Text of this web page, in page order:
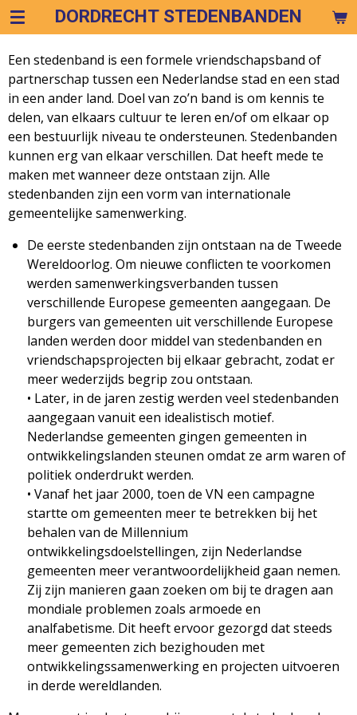
Ga
direct
naar
de
hoofdinhoud
DORDRECHT STEDENBANDEN
Een stedenband is een formele vriendschapsband of
partnerschap tussen een Nederlandse stad en een stad
in een ander land. Doel van zo’n band is om kennis te
delen, van elkaars cultuur te leren en/of om elkaar op
een bestuurlijk niveau te ondersteunen. Stedenbanden
kunnen erg van elkaar verschillen. Dat heeft mede te
maken met wanneer deze ontstaan zijn. Alle
stedenbanden zijn een vorm van internationale
gemeentelijke samenwerking.
De eerste stedenbanden zijn ontstaan na de Tweede
Wereldoorlog. Om nieuwe conflicten te voorkomen
werden samenwerkingsverbanden tussen
verschillende Europese gemeenten aangegaan. De
burgers van gemeenten uit verschillende Europese
landen werden door middel van stedenbanden en
vriendschapsprojecten bij elkaar gebracht, zodat er
meer wederzijds begrip zou ontstaan.
• Later, in de jaren zestig werden veel stedenbanden
aangegaan vanuit een idealistisch motief.
Nederlandse gemeenten gingen gemeenten in
ontwikkelingslanden steunen omdat ze arm waren of
politiek onderdrukt werden.
• Vanaf het jaar 2000, toen de VN een campagne
startte om gemeenten meer te betrekken bij het
behalen van de Millennium
ontwikkelingsdoelstellingen, zijn Nederlandse
gemeenten meer verantwoordelijkheid gaan nemen.
Zij zijn manieren gaan zoeken om bij te dragen aan
mondiale problemen zoals armoede en
analfabetisme. Dit heeft ervoor gezorgd dat steeds
meer gemeenten zich bezighouden met
ontwikkelingssamenwerking en projecten uitvoeren
in derde wereldlanden.